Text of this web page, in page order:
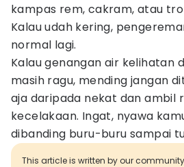
kampas rem, cakram, atau
Kalau udah kering,
normal lagi.
Kalau genangan air kelihatan
masih ragu, mending jangan
aja daripada nekat dan ambil
kecelakaan. Ingat, nyawa
dibanding buru-buru sampai
This article is written by our